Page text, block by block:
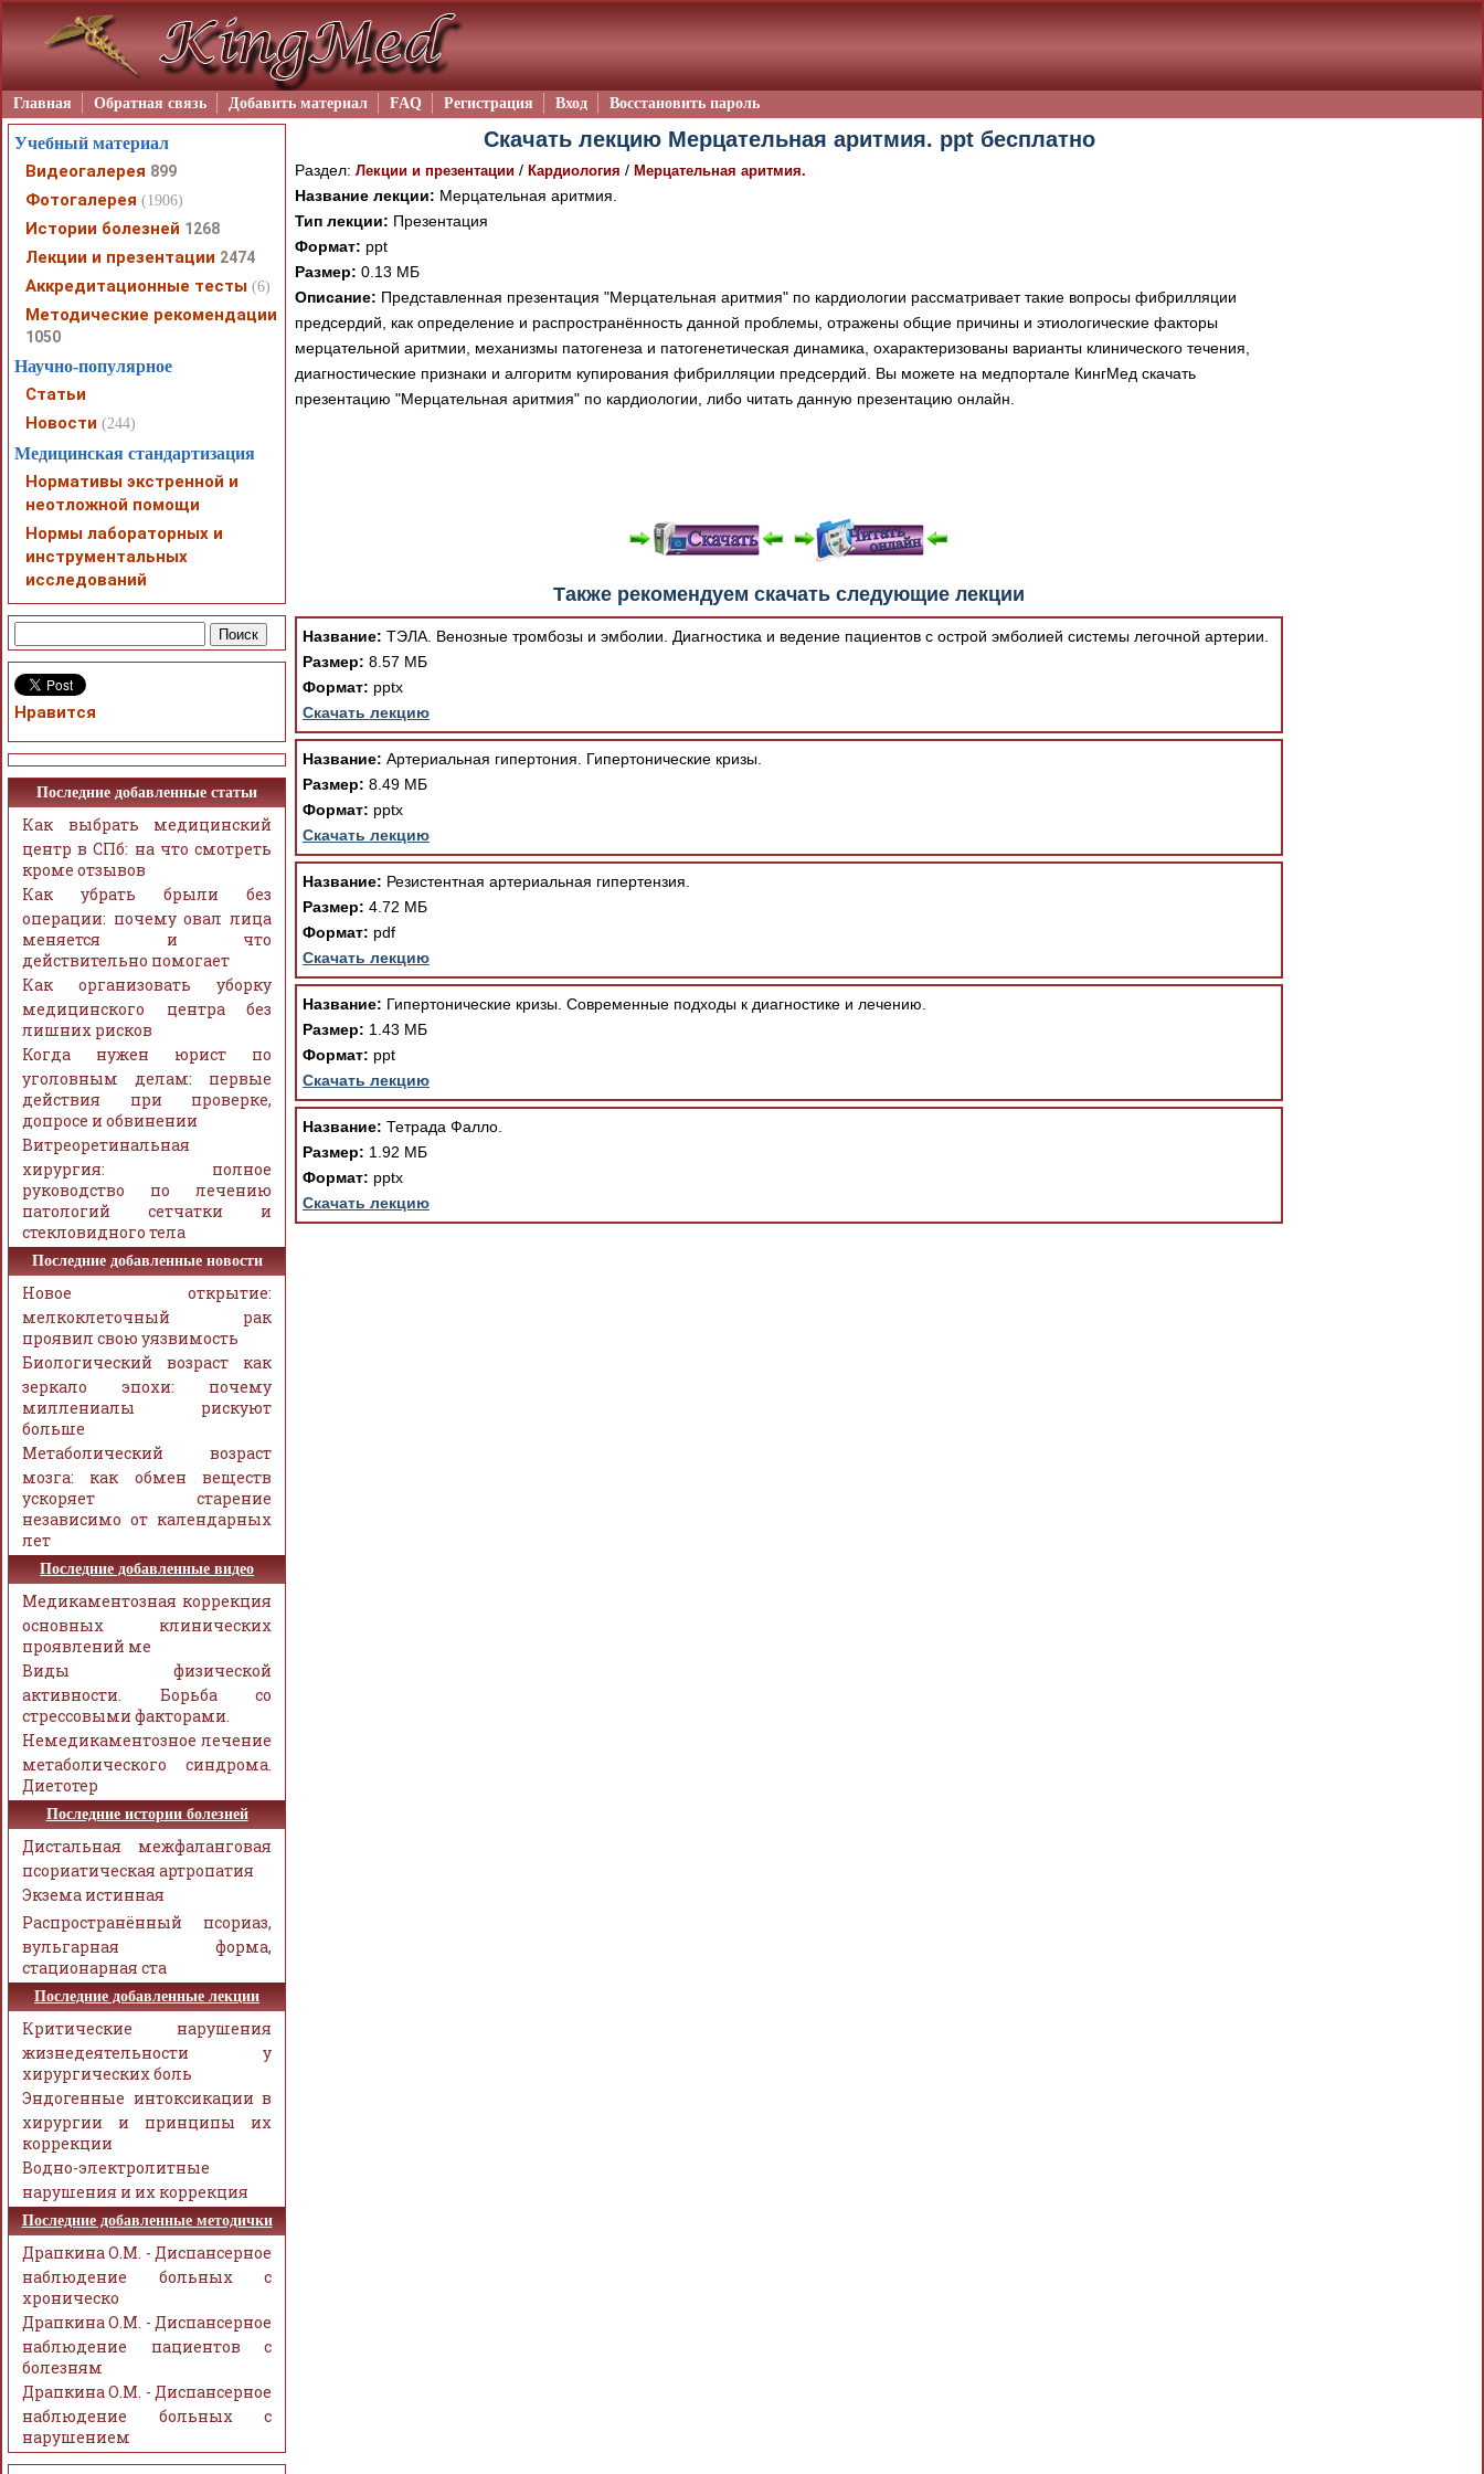
Главная Обратная связь Добавить материал FAQ Регистрация Вход Восстановить пароль
Скачать лекцию Мерцательная аритмия. ppt бесплатно
Раздел: Лекции и презентации / Кардиология / Мерцательная аритмия.
Название лекции: Мерцательная аритмия.
Тип лекции: Презентация
Формат: ppt
Размер: 0.13 МБ
Описание: Представленная презентация "Мерцательная аритмия" по кардиологии рассматривает такие вопросы фибрилляции
предсердий, как определение и распространённость данной проблемы, отражены общие причины и этиологические факторы
мерцательной аритмии, механизмы патогенеза и патогенетическая динамика, охарактеризованы варианты клинического течения,
диагностические признаки и алгоритм купирования фибрилляции предсердий. Вы можете на медпортале КингМед скачать
презентацию "Мерцательная аритмия" по кардиологии, либо читать данную презентацию онлайн.
При просмотре в режиме "Читать онлайн" возможны различные ошибки отображения документа в результате отсутствия
поддержки Вашим браузером шрифтов и изменения размеров исходных шаблонов. При скачивании документа данная
ошибка устраняется Вашим программным обеспечением автоматически.
Также рекомендуем скачать следующие лекции
Название: ТЭЛА. Венозные тромбозы и эмболии. Диагностика и ведение пациентов с острой эмболией системы легочной артерии.
Размер: 8.57 МБ
Формат: pptx
Скачать лекцию
Название: Артериальная гипертония. Гипертонические кризы.
Размер: 8.49 МБ
Формат: pptx
Скачать лекцию
Название: Резистентная артериальная гипертензия.
Размер: 4.72 МБ
Формат: pdf
Скачать лекцию
Название: Гипертонические кризы. Современные подходы к диагностике и лечению.
Размер: 1.43 МБ
Формат: ppt
Скачать лекцию
Название: Тетрада Фалло.
Размер: 1.92 МБ
Формат: pptx
Скачать лекцию
Учебный материал
Видеогалерея 899
Фотогалерея (1906)
Истории болезней 1268
Лекции и презентации 2474
Аккредитационные тесты (6)
Методические рекомендации
1050
Научно-популярное
Статьи
Новости (244)
Медицинская стандартизация
Нормативы экстренной и
неотложной помощи
Нормы лабораторных и
инструментальных
исследований
Нравится
Последние добавленные статьи
Как выбрать медицинский
центр в СПб: на что смотреть
кроме отзывов
Как убрать брыли без
операции: почему овал лица
меняется и что
действительно помогает
Как организовать уборку
медицинского центра без
лишних рисков
Когда нужен юрист по
уголовным делам: первые
действия при проверке,
допросе и обвинении
Витреоретинальная
хирургия: полное
руководство по лечению
патологий сетчатки и
стекловидного тела
Последние добавленные новости
Новое открытие:
мелкоклеточный рак
проявил свою уязвимость
Биологический возраст как
зеркало эпохи: почему
миллениалы рискуют
больше
Метаболический возраст
мозга: как обмен веществ
ускоряет старение
независимо от календарных
лет
Последние добавленные видео
Медикаментозная коррекция
основных клинических
проявлений ме
Виды физической
активности. Борьба со
стрессовыми факторами.
Немедикаментозное лечение
метаболического синдрома.
Диетотер
Последние истории болезней
Дистальная межфаланговая
псориатическая артропатия
Экзема истинная
Распространённый псориаз,
вульгарная форма,
стационарная ста
Последние добавленные лекции
Критические нарушения
жизнедеятельности у
хирургических боль
Эндогенные интоксикации в
хирургии и принципы их
коррекции
Водно-электролитные
нарушения и их коррекция
Последние добавленные методички
Драпкина О.М. - Диспансерное
наблюдение больных с
хроническо
Драпкина О.М. - Диспансерное
наблюдение пациентов с
болезням
Драпкина О.М. - Диспансерное
наблюдение больных с
нарушением